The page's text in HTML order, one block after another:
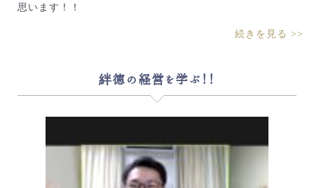
思います！！
続きを見る >>
絆徳の経営を学ぶ！！